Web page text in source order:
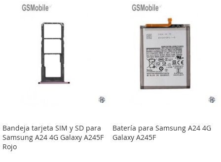
LISTA
DESEJOS
COMPARAÇÃO
LISTA
DESEJOS
COMPARAÇÃO
Bandeja tarjeta SIM y SD para
Samsung A24 4G Galaxy A245F
Rojo
Batería para Samsung A24 4G
Galaxy A245F